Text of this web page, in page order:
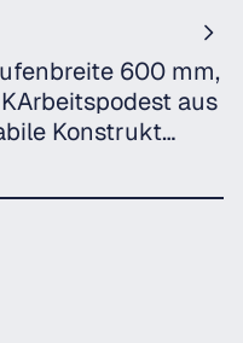
600 mm,
aus
Konstrukt…